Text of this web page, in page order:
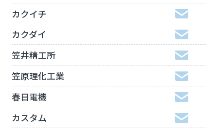
カクイチ
カクダイ
笠井精工所
笠原理化工業
春日電機
カスタム